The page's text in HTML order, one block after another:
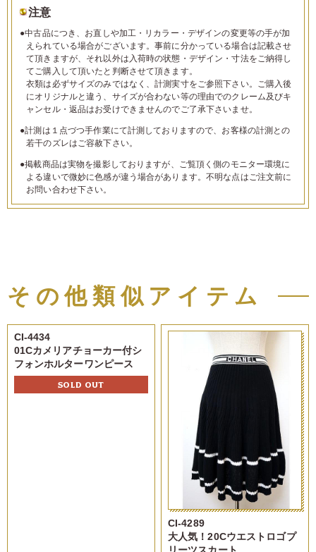
注意
●中古品につき、お直しや加工・リカラー・デザインの変更等の手が加
えられている場合がございます。事前に分かっている場合は記載させ
て頂きますが、それ以外は入荷時の状態・デザイン・寸法をご納得し
てご購入して頂いたと判断させて頂きます。
衣類は必ずサイズのみではなく、計測実寸をご参照下さい。ご購入後
にオリジナルと違う、サイズが合わない等の理由でのクレーム及びキ
ャンセル・返品はお受けできませんのでご了承下さいませ。
●計測は１点づつ手作業にて計測しておりますので、お客様の計測との
若干のズレはご容赦下さい。
●掲載商品は実物を撮影しておりますが、ご覧頂く側のモニター環境に
よる違いで微妙に色感が違う場合があります。不明な点はご注文前に
お問い合わせ下さい。
その他類似アイテム
CI-4434
01Cカメリアチョーカー付シ
フォンホルターワンピース
SOLD OUT
CI-4289
大人気！20Cウエストロゴプ